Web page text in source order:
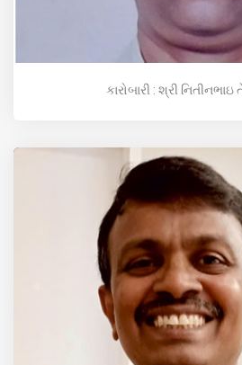
કારોબારી : શ્રી